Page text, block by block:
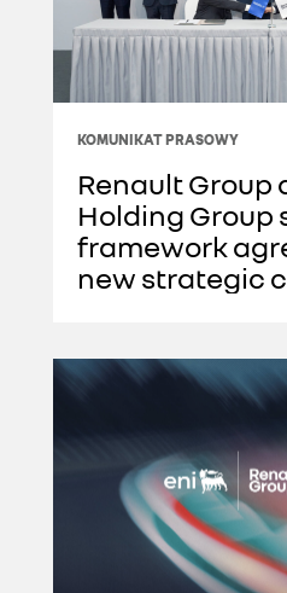
KOMUNIKAT PRASOWY
Renault Group
Holding Group
framework
new strategic